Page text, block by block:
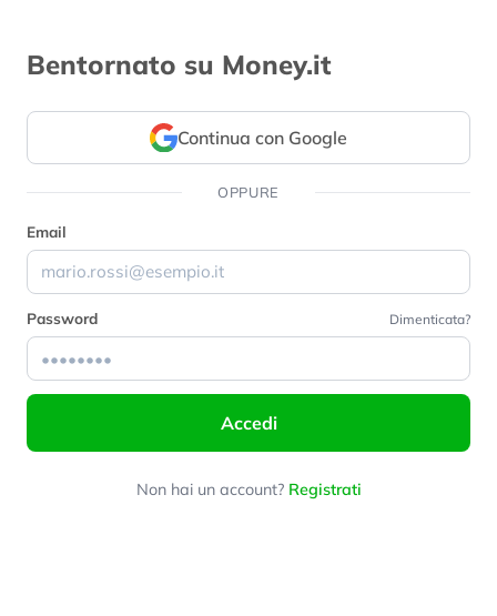
Bentornato su Money.it
Continua con Google
OPPURE
Email
Password Dimenticata?
Accedi
Non hai un account? Registrati